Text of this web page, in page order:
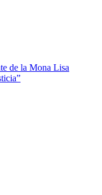
de la Mona Lisa